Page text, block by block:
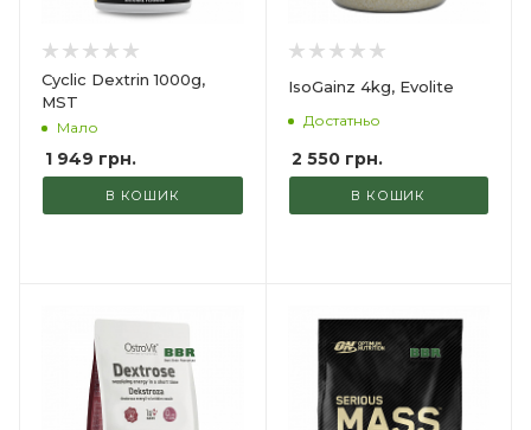
Cyclic Dextrin 1000g,
MST
Мало
1 949 грн.
В КОШИК
IsoGainz 4kg, Evolite
Достатньо
2 550грн.
В КОШИК